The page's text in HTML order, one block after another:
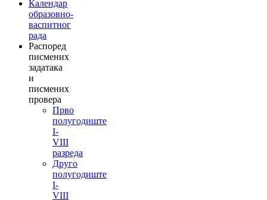
Календар
образовно-
васпитног
рада
Распоред
писмених
задатака
и
писмених
провера
Прво
полугодиште
I-
VIII
разреда
Друго
полугодиште
I-
VIII